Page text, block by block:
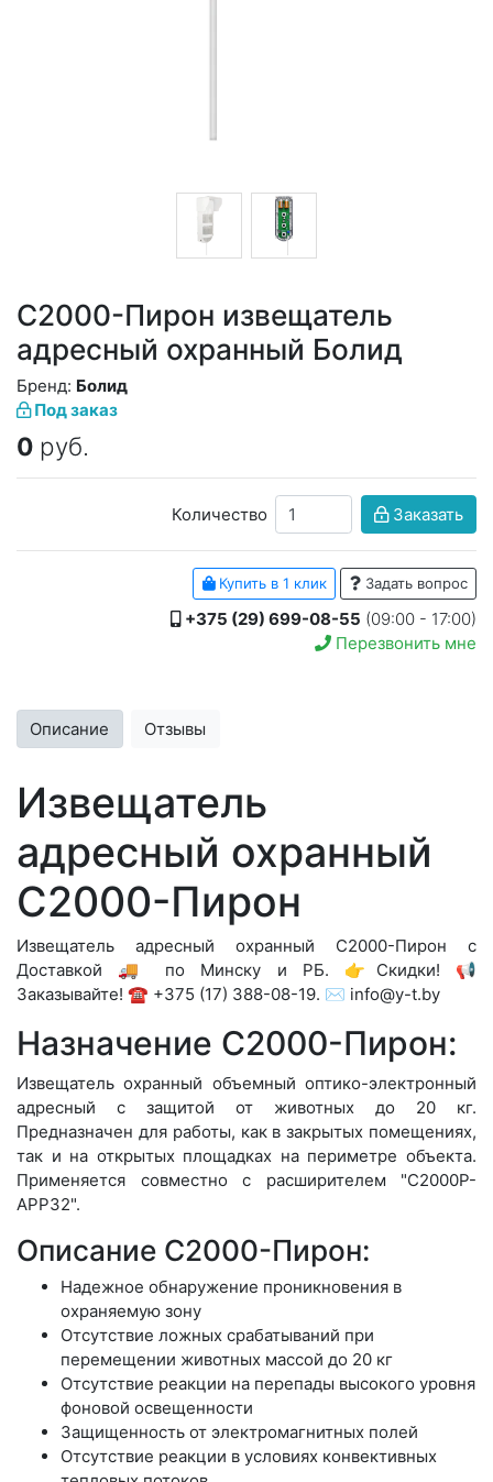
С2000-Пирон извещатель
адресный охранный Болид
Под заказ
Бренд: Болид
0 руб.
Количество Заказать
Купить в 1 клик Задать вопрос
+375 (29) 699-08-55 (09:00 - 17:00)
Перезвонить мне
Описание Отзывы
Извещатель
адресный охранный
С2000-Пирон
Извещатель адресный охранный С2000-Пирон с
Доставкой 🚚 по Минску и РБ. 👉Скидки! 📢
Заказывайте! ☎️ +375 (17) 388-08-19. ✉️ info@y-t.by
Назначение С2000-Пирон:
Извещатель охранный объемный оптико-электронный
адресный с защитой от животных до 20 кг.
Предназначен для работы, как в закрытых помещениях,
так и на открытых площадках на периметре объекта.
Применяется совместно с расширителем "С2000Р-
АРР32".
Описание С2000-Пирон:
Надежное обнаружение проникновения в
охраняемую зону
Отсутствие ложных срабатываний при
перемещении животных массой до 20 кг
Отсутствие реакции на перепады высокого уровня
фоновой освещенности
Защищенность от электромагнитных полей
Отсутствие реакции в условиях конвективных